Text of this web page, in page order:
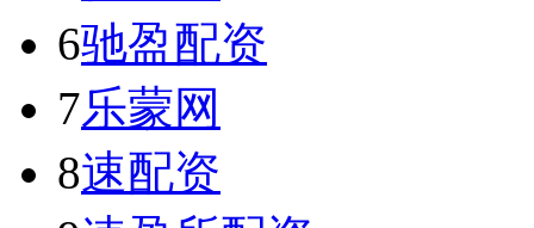
6驰盈配资
7乐蒙网
8速配资